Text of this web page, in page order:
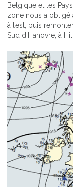
Belgique et les
zone nous a obligé
à l’est, puis
Sud d’Hanovre, à